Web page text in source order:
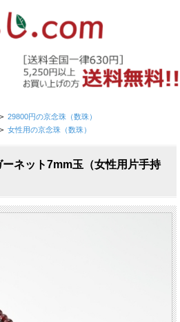
> 29800円の京念珠（数珠）
> 女性用の京念珠（数珠）
ネット7mm玉（女性用片手持